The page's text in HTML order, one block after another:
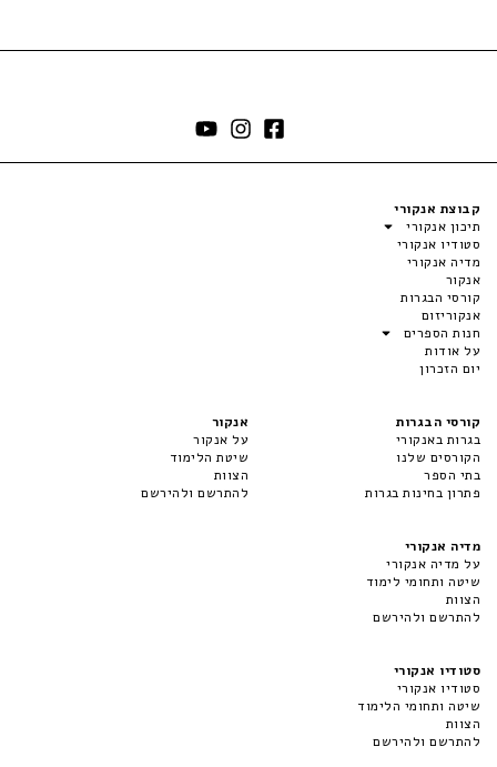
קבוצת אנקורי
תיכון אנקורי
סטודיו אנקורי
מדיה אנקורי
אנקור
קורסי הבגרות
אנקוריזום
חנות הספרים
על אודות
יום הזכרון
קורסי הבגרות
בגרות באנקורי
הקורסים שלנו
בתי הספר
פתרון בחינות בגרות
אנקור
על אנקור
שיטת הלימוד
הצוות
להתרשם ולהירשם
מדיה אנקורי
על מדיה אנקורי
שיטה ותחומי לימוד
הצוות
להתרשם ולהירשם
סטודיו אנקורי
סטודיו אנקורי
שיטה ותחומי הלימוד
הצוות
להתרשם ולהירשם